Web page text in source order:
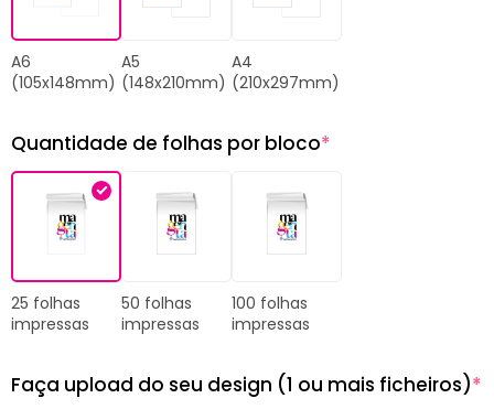
A6
(105x148mm)
A5
(148x210mm)
A4
(210x297mm)
Quantidade de folhas por bloco*
25 folhas
impressas
50 folhas
impressas
100 folhas
impressas
Faça upload do seu design (1 ou mais ficheiros)*